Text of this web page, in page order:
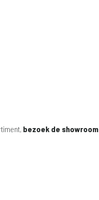
bezoek de showroom